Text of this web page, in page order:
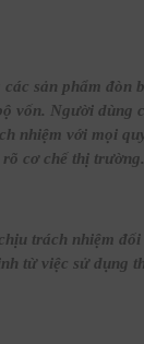
sản phẩm đòn
vốn. Người dùng
nhiệm với mọi
cơ chế thị trường.
trách nhiệm
từ việc sử dụng